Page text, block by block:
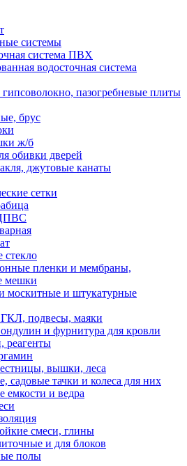
системы
система ПВХ
водосточная система
гипсоволокно, пазогребневые плиты
брус
ж/б
обивки дверей
джутовые канаты
сетки
стекло
пленки и мембраны,
мешки
москитные и штукатурные
подвесы, маяки
и фурнитура для кровли
реагенты
вышки, леса
садовые тачки и колеса для них
емкости и ведра
смеси, глины
и для блоков
полы